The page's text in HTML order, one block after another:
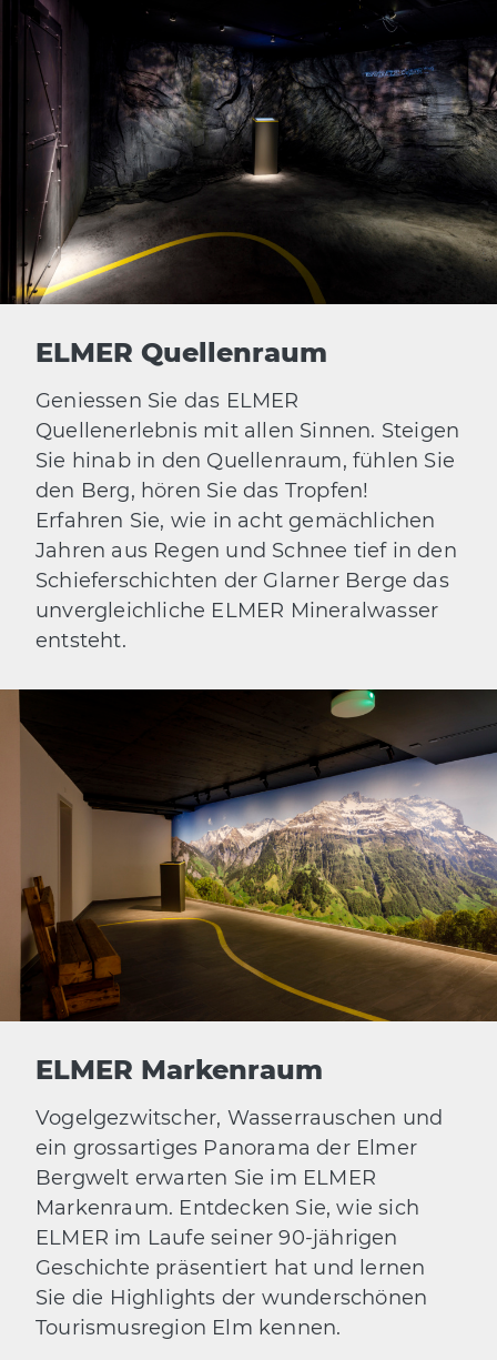
ELMER Quellenraum
Geniessen Sie das ELMER
Quellenerlebnis mit allen Sinnen. Steigen
Sie hinab in den Quellenraum, fühlen Sie
den Berg, hören Sie das Tropfen!
Erfahren Sie, wie in acht gemächlichen
Jahren aus Regen und Schnee tief in den
Schieferschichten der Glarner Berge das
unvergleichliche ELMER Mineralwasser
entsteht.
ELMER Markenraum
Vogelgezwitscher, Wasserrauschen und
ein grossartiges Panorama der Elmer
Bergwelt erwarten Sie im ELMER
Markenraum. Entdecken Sie, wie sich
ELMER im Laufe seiner 90-jährigen
Geschichte präsentiert hat und lernen
Sie die Highlights der wunderschönen
Tourismusregion Elm kennen.